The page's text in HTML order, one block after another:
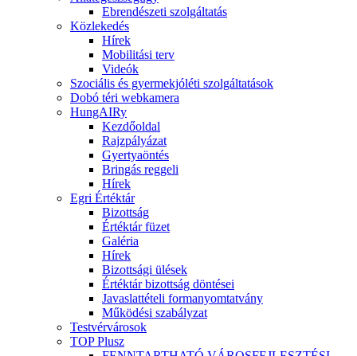
Ebrendészeti szolgáltatás
Közlekedés
Hírek
Mobilitási terv
Videók
Szociális és gyermekjóléti szolgáltatások
Dobó téri webkamera
HungAIRy
Kezdőoldal
Rajzpályázat
Gyertyaöntés
Bringás reggeli
Hírek
Egri Értéktár
Bizottság
Értéktár füzet
Galéria
Hírek
Bizottsági ülések
Értéktár bizottság döntései
Javaslattételi formanyomtatvány
Működési szabályzat
Testvérvárosok
TOP Plusz